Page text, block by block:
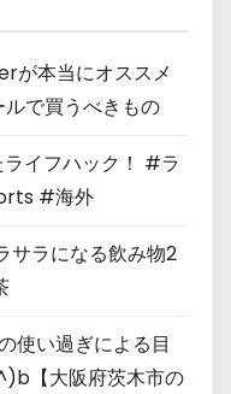
が本当にオススメ
で買うべきもの
イフハック！ #ラ
#海外
サラになる飲み物2
使い過ぎによる目
【大阪府茨木市の